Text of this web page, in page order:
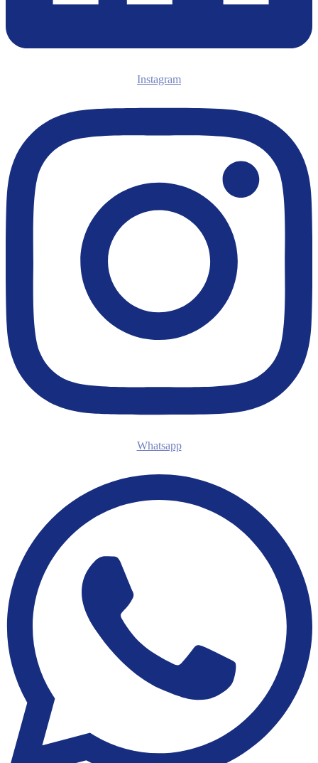
Instagram
Whatsapp